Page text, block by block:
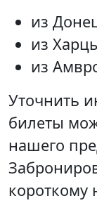
из
из
из
Уточнить
билеты
нашего
короткому